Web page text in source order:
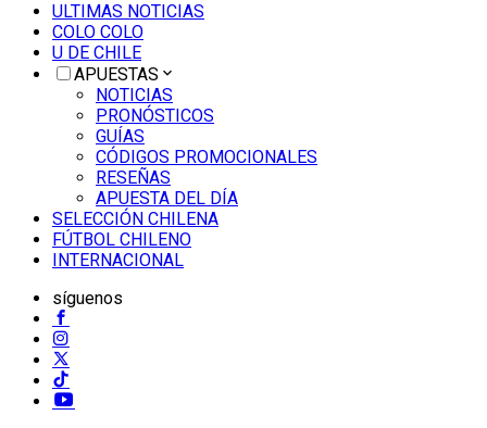
ULTIMAS NOTICIAS
COLO COLO
U DE CHILE
APUESTAS
NOTICIAS
PRONÓSTICOS
GUÍAS
CÓDIGOS PROMOCIONALES
RESEÑAS
APUESTA DEL DÍA
SELECCIÓN CHILENA
FÚTBOL CHILENO
INTERNACIONAL
síguenos